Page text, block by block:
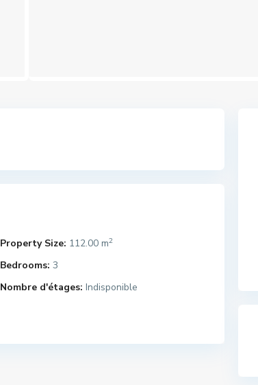
Property Size: 112.00 m2
Bedrooms: 3
Nombre d'étages: Indisponible